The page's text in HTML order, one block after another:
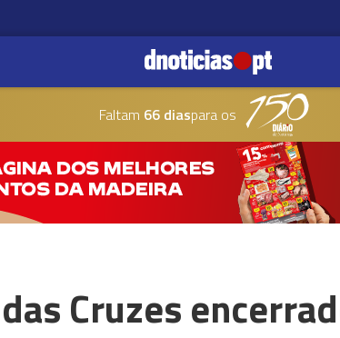
Faltam 66 diaspara os
Cruzes